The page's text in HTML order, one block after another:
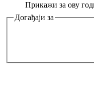
Прикажи за ову
Догађаји за